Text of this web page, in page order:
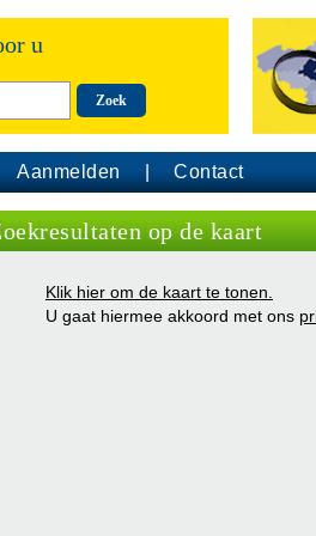
u
Zoek
Aanmelden Contact
op de kaart
Klik hier om de kaart te tonen.
U gaat hiermee akkoord met ons